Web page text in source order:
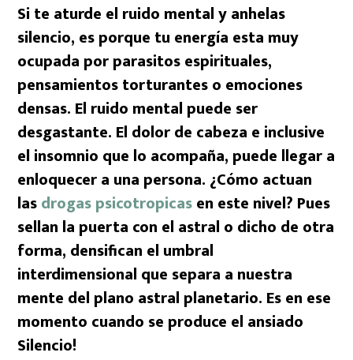
Si te aturde el ruido mental y anhelas
silencio, es porque tu energía esta muy
ocupada por parasitos espirituales,
pensamientos torturantes o emociones
densas. El ruido mental puede ser
desgastante. El dolor de cabeza e inclusive
el insomnio que lo acompaña, puede llegar a
enloquecer a una persona. ¿Cómo actuan
lasdrogas psicotropicasen este nivel? Pues
sellan la puerta con el astral o dicho de otra
forma, densifican el umbral
interdimensional que separa a nuestra
mente del plano astral planetario. Es en ese
momento cuando se produce el ansiado
Silencio!